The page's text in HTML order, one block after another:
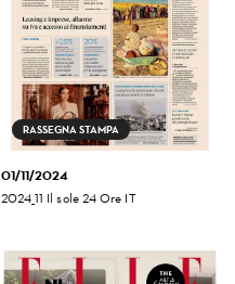
RASSEGNA STAMPA
01/11/2024
2024_11 Il sole 24 Ore IT